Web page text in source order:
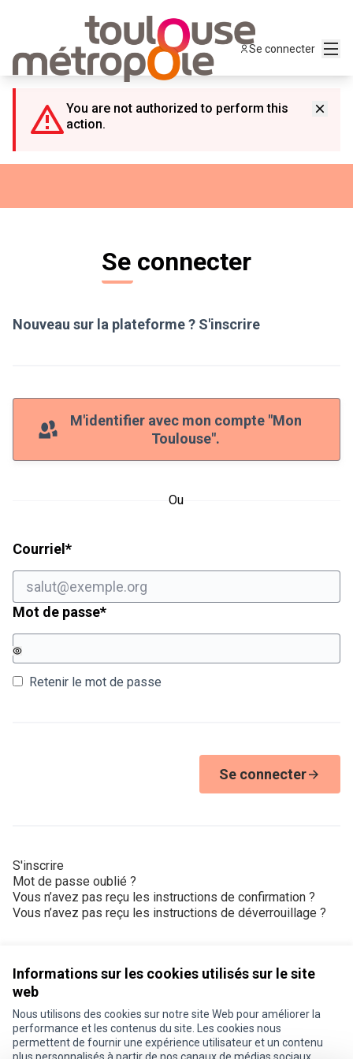
Informations sur les cookies utilisés sur le site
web
Nous utilisons des cookies sur notre site Web pour améliorer la
performance et les contenus du site. Les cookies nous
permettent de fournir une expérience utilisateur et un contenu
Se connecter
You are not authorized to perform this
action.
Se connecter
Nouveau sur la plateforme ? S'inscrire
M'identifier avec mon compte "Mon
Toulouse".
Ou
Courriel *Champ obligatoire
Mot de passe*Champ obligatoire
Retenir le mot de passe
Se connecter
S'inscrire
Mot de passe oublié ?
Vous n’avez pas reçu les instructions de confirmation ?
Vous n’avez pas reçu les instructions de déverrouillage ?
Conditions d'utilisation
Paramètres des cookies
Je participe ! sur X
Je participe ! sur Facebook
Je participe ! sur Instagram